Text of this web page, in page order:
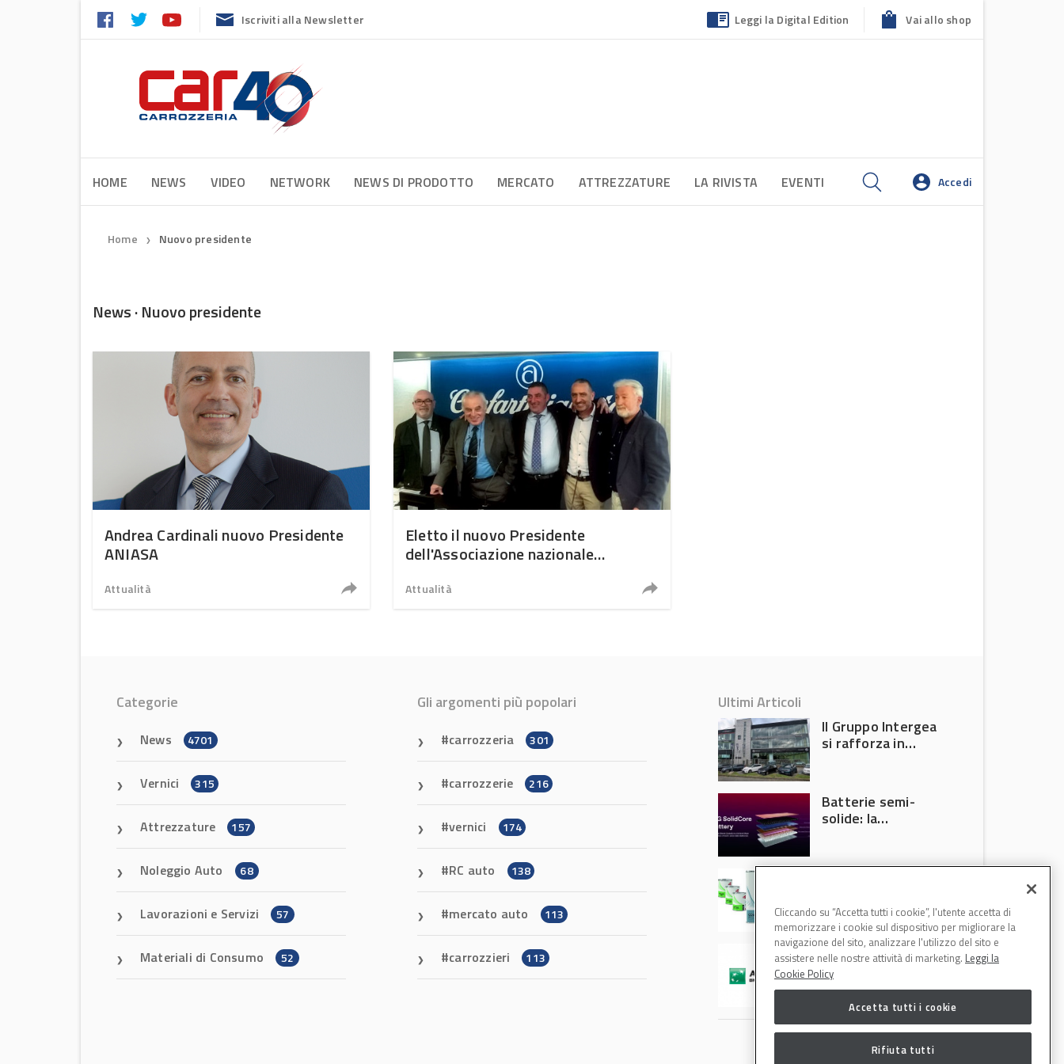
Iscriviti alla Newsletter Leggi la Digital Edition Vai allo shop
HOME NEWS VIDEO NETWORK NEWS DI PRODOTTO MERCATO ATTREZZATURE LA RIVISTA EVENTI Accedi
Home ❯ Nuovo presidente
News · Nuovo presidente
Andrea Cardinali nuovo Presidente
ANIASA
Attualità
Eletto il nuovo Presidente
dell'Associazione nazionale
Attualità
Categorie
News 4701
Vernici 315
Attrezzature 157
Noleggio Auto 68
Lavorazioni e Servizi 57
Materiali di Consumo 52
Gli argomenti più popolari
carrozzeria 301
carrozzerie 216
vernici 174
RC auto 138
mercato auto 113
carrozzieri 113
Ultimi Articoli
Il Gruppo Intergea
si rafforza in
Batterie semi-
solide: la
accelerare la
Cure Low Energy: la
tecnologia che
riduce consumi
energetici e
aumenta la
produttività in
carrozzeria
ARVAL finalizza
l’acquisizione di
Athlon
Cliccando su “Accetta tutti i cookie”, l'utente accetta di
memorizzare i cookie sul dispositivo per migliorare la
navigazione del sito, analizzare l'utilizzo del sito e
assistere nelle nostre attività di marketing. Leggi la
Cookie Policy
Accetta tutti i cookie
Rifiuta tutti